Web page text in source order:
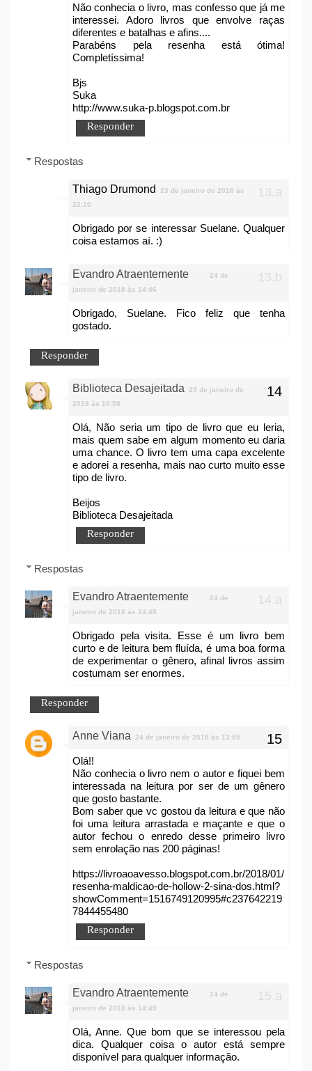
Não conhecia o livro, mas confesso que já me
interessei. Adoro livros que envolve raças
diferentes e batalhas e afins....
Parabéns pela resenha está ótima!
Completíssima!
Bjs
Suka
http://www.suka-p.blogspot.com.br
Responder
Respostas
Thiago Drumond
23 de janeiro de 2018 às
22:10
Obrigado por se interessar Suelane. Qualquer
coisa estamos aí. :)
Evandro Atraentemente
24 de
janeiro de 2018 às 14:46
Obrigado, Suelane. Fico feliz que tenha
gostado.
Responder
Biblioteca Desajeitada
23 de janeiro de
2018 às 10:58
Olá, Não seria um tipo de livro que eu leria,
mais quem sabe em algum momento eu daria
uma chance. O livro tem uma capa excelente
e adorei a resenha, mais nao curto muito esse
tipo de livro.
Beijos
Biblioteca Desajeitada
Responder
Respostas
Evandro Atraentemente
24 de
janeiro de 2018 às 14:48
Obrigado pela visita. Esse é um livro bem
curto e de leitura bem fluída, é uma boa forma
de experimentar o gênero, afinal livros assim
costumam ser enormes.
Responder
Anne Viana 24 de janeiro de 2018 às 13:59
Olá!!
Não conhecia o livro nem o autor e fiquei bem
interessada na leitura por ser de um gênero
que gosto bastante.
Bom saber que vc gostou da leitura e que não
foi uma leitura arrastada e maçante e que o
autor fechou o enredo desse primeiro livro
sem enrolação nas 200 páginas!
https://livroaoavesso.blogspot.com.br/2018/01/
resenha-maldicao-de-hollow-2-sina-dos.html?
showComment=1516749120995#c237642219
7844455480
Responder
Respostas
Evandro Atraentemente
24 de
janeiro de 2018 às 14:49
Olá, Anne. Que bom que se interessou pela
dica. Qualquer coisa o autor está sempre
disponível para qualquer informação.